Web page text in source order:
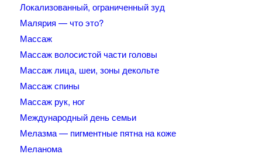
Локализованный, ограниченный зуд
Малярия — что это?
Массаж
Массаж волосистой части головы
Массаж лица, шеи, зоны декольте
Массаж спины
Массаж рук, ног
Международный день семьи
Мелазма — пигментные пятна на коже
Меланома